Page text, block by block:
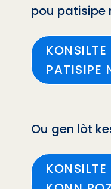
pou patisipe
PATISIPE
Ou gen lòt